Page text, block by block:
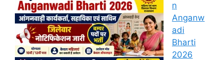
n
Anganw
adi
Bharti
2026